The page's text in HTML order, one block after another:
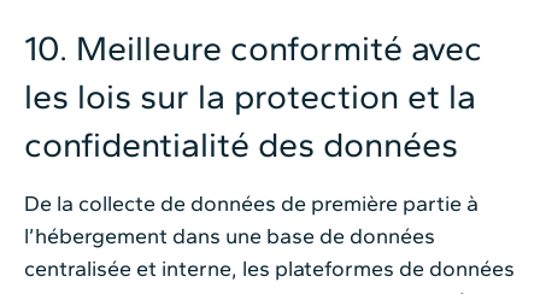
10. Meilleure conformité avec
les lois sur la protection et la
confidentialité des données
De la collecte de données de première partie à
l’hébergement dans une base de données
centralisée et interne, les plateformes de données